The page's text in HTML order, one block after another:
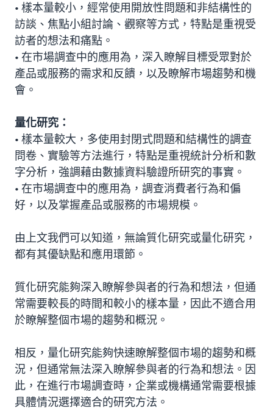
• 樣本量較小，經常使用開放性問題和非結構性的
訪談、焦點小組討論、觀察等方式，特點是重視受
訪者的想法和痛點。
• 在市場調查中的應用為，深入瞭解目標受眾對於
產品或服務的需求和反饋，以及瞭解市場趨勢和機
會。
量化研究：
• 樣本量較大，多使用封閉式問題和結構性的調查
問卷、實驗等方法進行，特點是重視統計分析和數
字分析，強調藉由數據資料驗證所研究的事實。
• 在市場調查中的應用為，調查消費者行為和偏
好，以及掌握產品或服務的市場規模。
由上文我們可以知道，無論質化研究或量化研究，
都有其優缺點和應用環節。
質化研究能夠深入瞭解參與者的行為和想法，但通
常需要較長的時間和較小的樣本量，因此不適合用
於瞭解整個市場的趨勢和概況。
相反，量化研究能夠快速瞭解整個市場的趨勢和概
況，但通常無法深入瞭解參與者的行為和想法。因
此，在進行市場調查時，企業或機構通常需要根據
具體情況選擇適合的研究方法。